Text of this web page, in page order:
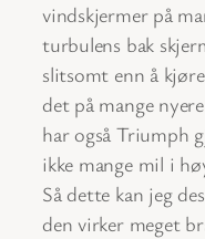
vindskjermer på
turbulens bak
slitsomt enn å
det på mange
har også Triumph
ikke mange mil i
Så dette kan jeg
den virker meget